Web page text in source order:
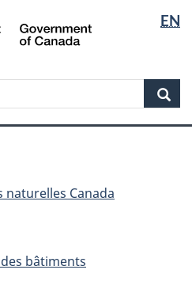
Aller
au
principal
Skip
to
government"
Passer
à
version
simplifiée
langue
EN
Canada
naturelles Canada
bâtiments